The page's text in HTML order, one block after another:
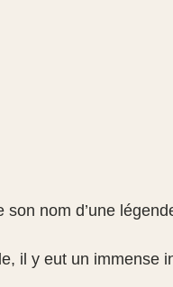
son nom d’une
il y eut un immense